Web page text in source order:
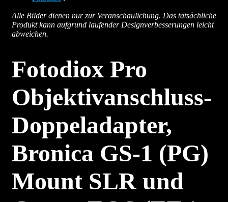
Alle Bilder dienen nur zur Veranschaulichung. Das tatsächliche
Produkt kann aufgrund laufender Designverbesserungen leicht
abweichen.
Fotodiox Pro
Objektivanschluss-
Doppeladapter,
Bronica GS-1 (PG)
Mount SLR und